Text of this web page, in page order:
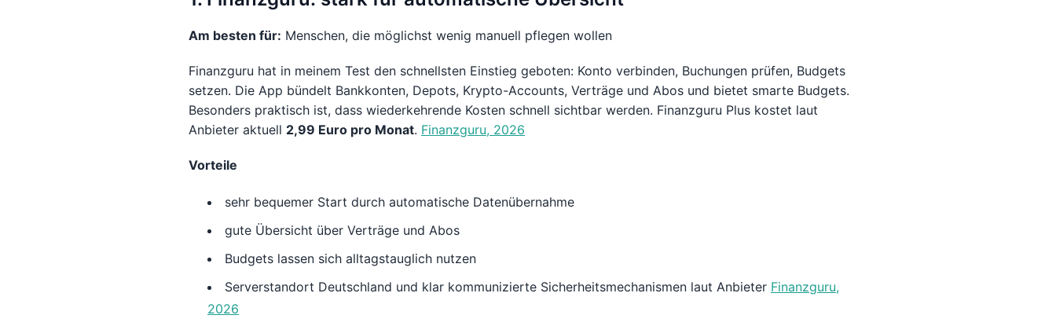
Am besten für: Menschen, die möglichst wenig manuell pflegen wollen
Finanzguru hat in meinem Test den schnellsten Einstieg geboten: Konto verbinden, Buchungen prüfen, Budgets
setzen. Die App bündelt Bankkonten, Depots, Krypto-Accounts, Verträge und Abos und bietet smarte Budgets.
Besonders praktisch ist, dass wiederkehrende Kosten schnell sichtbar werden. Finanzguru Plus kostet laut
Anbieter aktuell 2,99 Euro pro Monat. Finanzguru, 2026
Vorteile
sehr bequemer Start durch automatische Datenübernahme
gute Übersicht über Verträge und Abos
Budgets lassen sich alltagstauglich nutzen
Serverstandort Deutschland und klar kommunizierte Sicherheitsmechanismen laut Anbieter Finanzguru,
2026